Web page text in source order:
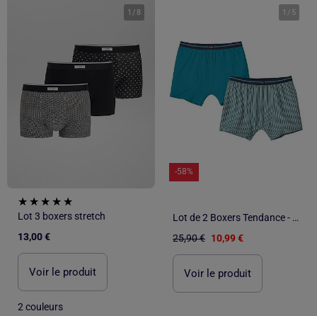
1 / 8
Lot 3 boxers stretch
13,00 €
Voir le produit
2 couleurs
1 / 5
-58%
Lot de 2 Boxers Tendance - ATLAS FOR MEN
25,90 € 10,99 €
Voir le produit